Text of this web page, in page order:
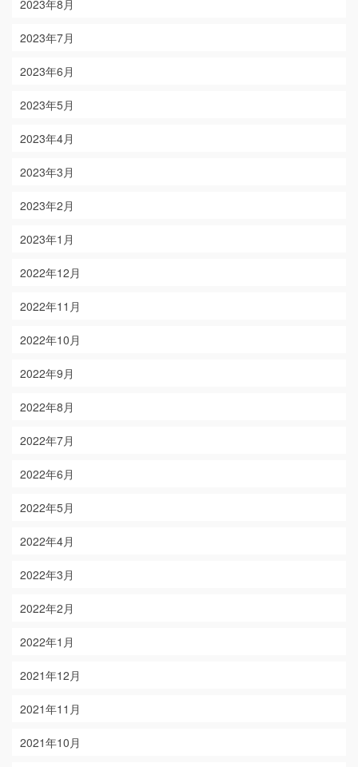
2023年8月
2023年7月
2023年6月
2023年5月
2023年4月
2023年3月
2023年2月
2023年1月
2022年12月
2022年11月
2022年10月
2022年9月
2022年8月
2022年7月
2022年6月
2022年5月
2022年4月
2022年3月
2022年2月
2022年1月
2021年12月
2021年11月
2021年10月